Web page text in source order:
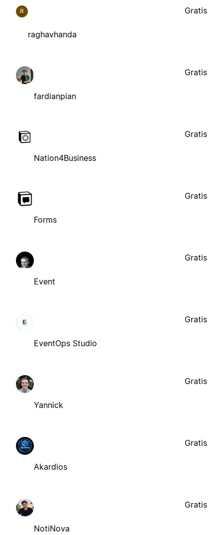
R
raghavhanda
Gratis
fardianpian
Gratis
Nation4Business
Gratis
Forms
Gratis
Event
Gratis
EventOps Studio
Gratis
Yannick
Gratis
Akardios
Gratis
NotiNova
Gratis